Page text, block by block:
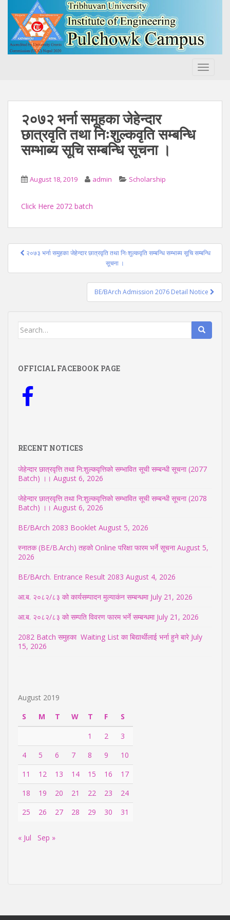
२०७२ भर्ना समूहका जेहेन्दार
छात्रवृति तथा निःशुल्कवृति सम्बन्धि
सम्भाब्य सूचि सम्बन्धि सूचना ।
August 18, 2019 admin Scholarship
Click Here 2072 batch
Post
navigation
२०७३ भर्ना समुहका जेहेन्दार छात्रवृति तथा निःशुल्कवृति सम्बन्धि सम्भाब्य सूचि सम्बन्धि
सूचना ।
BE/BArch Admission 2076 Detail Notice
Search
OFFICIAL FACEBOOK PAGE
RECENT NOTICES
जेहेन्दार छात्रवृत्ति तथा नि:शुल्कवृत्तिको सम्भावित सूची सम्बन्धी सूचना (2077
Batch) ।। August 6, 2026
जेहेन्दार छात्रवृत्ति तथा नि:शुल्कवृत्तिको सम्भावित सूची सम्बन्धी सूचना (2078
Batch) ।। August 6, 2026
BE/BArch 2083 Booklet August 5, 2026
स्नातक (BE/B.Arch) तहको Online परिक्षा फारम भर्ने सूचना August 5,
2026
BE/BArch. Entrance Result 2083 August 4, 2026
आ.ब. २०८२/८३ को कार्यसम्पादन मुल्याकंन सम्बन्धमा July 21, 2026
आ.ब. २०८२/८३ को सम्पति विवरण फारम भर्ने सम्बन्धमा July 21, 2026
2082 Batch समुहका Waiting List का बिद्यार्थीलाई भर्ना हुने बारे July
15, 2026
August 2019
S
M T W T F
S
1
2
3
4
5 6 7 8 9
10
11
12 13 14 15 16
17
18
19 20 21 22 23
24
25
26 27 28 29 30 31
« Jul Sep »